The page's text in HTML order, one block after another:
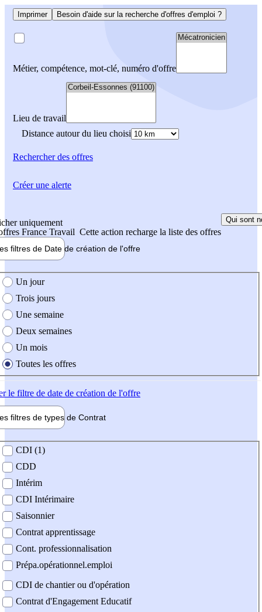
Imprimer Besoin d'aide sur la recherche d'offres d'emploi ?
Métier, compétence, mot-clé, numéro d'offre
Lieu de travail
Distance autour du lieu choisi
Rechercherdes offres
uniquement
France Travail Cette action recharge la liste des offres
Qui sont
filtres de Date de création de l'offre
création de l'offre
Un jour
Trois jours
Une semaine
Deux semaines
Un mois
Toutes les offres
le filtre de date de création de l'offre
filtres de types de Contrat
contrat
CDI (1)
CDD
Intérim
CDI Intérimaire
Saisonnier
Contrat apprentissage
Cont. professionnalisation
Prépa.opérationnel.emploi
CDI de chantier ou d'opération
Contrat d'Engagement Educatif
Créer une alerte